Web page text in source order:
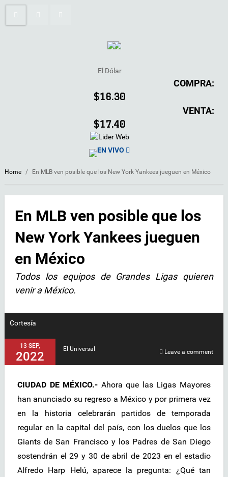
El Dólar
COMPRA:
$16.30
VENTA:
$17.40
EN VIVO
Home / En MLB ven posible que los New York Yankees jueguen en México
En MLB ven posible que los
New York Yankees jueguen
en México
Todos los equipos de Grandes Ligas quieren
venir a México.
Cortesía
13 SEP,
2022
El Universal Leave a comment
CIUDAD DE MÉXICO.- Ahora que las Ligas Mayores
han anunciado su regreso a México y por primera vez
en la historia celebrarán partidos de temporada
regular en la capital del país, con los duelos que los
Giants de San Francisco y los Padres de San Diego
sostendrán el 29 y 30 de abril de 2023 en el estadio
Alfredo Harp Helú, aparece la pregunta: ¿Qué tan